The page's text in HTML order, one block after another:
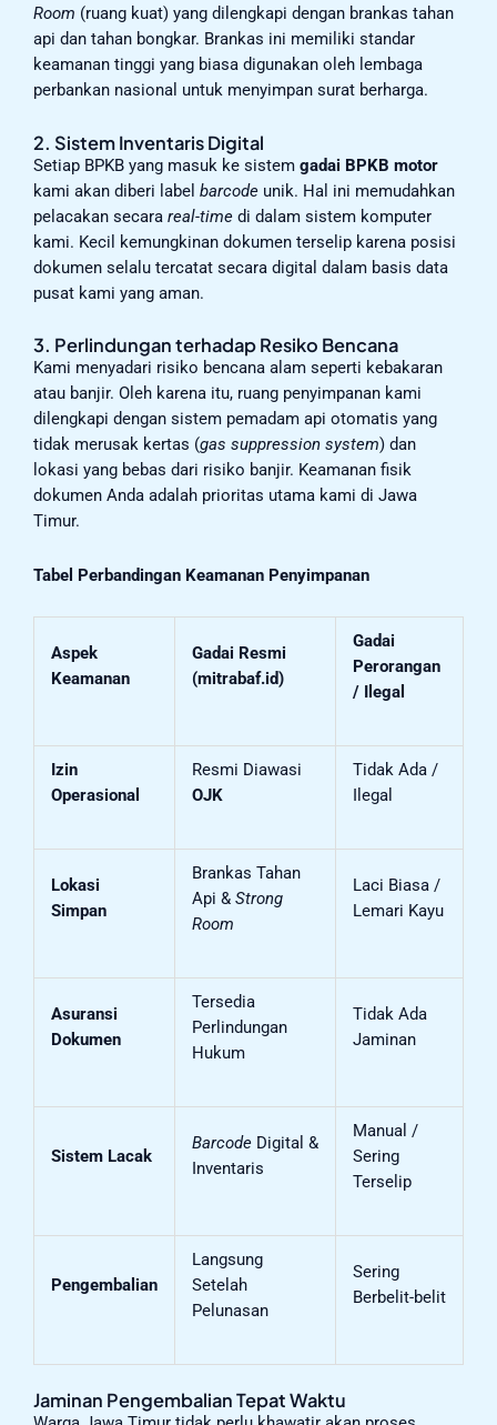
Room (ruang kuat) yang dilengkapi dengan brankas tahan
api dan tahan bongkar. Brankas ini memiliki standar
keamanan tinggi yang biasa digunakan oleh lembaga
perbankan nasional untuk menyimpan surat berharga.
2. Sistem Inventaris Digital
Setiap BPKB yang masuk ke sistem gadai BPKB motor
kami akan diberi label barcode unik. Hal ini memudahkan
pelacakan secara real-time di dalam sistem komputer
kami. Kecil kemungkinan dokumen terselip karena posisi
dokumen selalu tercatat secara digital dalam basis data
pusat kami yang aman.
3. Perlindungan terhadap Resiko Bencana
Kami menyadari risiko bencana alam seperti kebakaran
atau banjir. Oleh karena itu, ruang penyimpanan kami
dilengkapi dengan sistem pemadam api otomatis yang
tidak merusak kertas (gas suppression system) dan
lokasi yang bebas dari risiko banjir. Keamanan fisik
dokumen Anda adalah prioritas utama kami di Jawa
Timur.
Tabel Perbandingan Keamanan Penyimpanan
Aspek
Keamanan
Gadai Resmi
(mitrabaf.id)
Gadai
Perorangan
/ Ilegal
Izin
Operasional
Resmi Diawasi
OJK
Tidak Ada /
Ilegal
Lokasi
Simpan
Brankas Tahan
Api & Strong
Room
Laci Biasa /
Lemari Kayu
Asuransi
Dokumen
Tersedia
Perlindungan
Hukum
Tidak Ada
Jaminan
Sistem Lacak
BarcodeDigital &
Inventaris
Manual /
Sering
Terselip
Pengembalian
Langsung
Setelah
Pelunasan
Sering
Berbelit-belit
Jaminan Pengembalian Tepat Waktu